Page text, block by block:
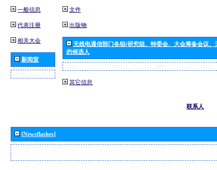
一般信息
代表注册
相关大会
新闻室
文件
出版物
无线电通信部门各组(研究组、特委会、大会筹备会议
的候选人
其它信息
联系人
[Newsflashes]